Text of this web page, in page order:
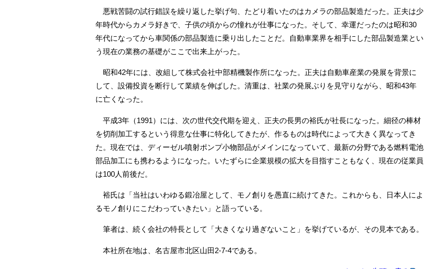
悪戦苦闘の試行錯誤を繰り返した挙げ句、たどり着いたのはカメラの部品製造だった。正夫は少
年時代からカメラ好きで、子供の頃からの憧れが仕事になった。そして、幸運だったのは昭和30
年代になってから車関係の部品製造に乗り出したことだ。自動車業界を相手にした部品製造業とい
う現在の業務の基礎がここで出来上がった。
昭和42年には、改組して株式会社中部精機製作所になった。正夫は自動車産業の発展を背景に
して、設備投資を断行して業績を伸ばした。清重は、社業の発展ぶりを見守りながら、昭和43年
に亡くなった。
平成3年（1991）には、次の世代交代期を迎え、正夫の長男の裕氏が社長になった。細径の棒材
を切削加工するという得意な仕事に特化してきたが、作るものは時代によって大きく異なってき
た。現在では、ディーゼル噴射ポンプ小物部品がメインになっていて、最新の分野である燃料電池
部品加工にも携わるようになった。いたずらに企業規模の拡大を目指すこともなく、現在の従業員
は100人前後だ。
裕氏は「当社はいわゆる鍛冶屋として、モノ創りを愚直に続けてきた。これからも、日本人によ
るモノ創りにこだわっていきたい」と語っている。
筆者は、続く会社の特長として「大きくなり過ぎないこと」を挙げているが、その見本である。
本社所在地は、名古屋市北区山田2‐7‐4である。